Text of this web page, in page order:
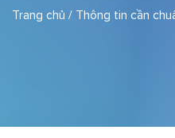
Trang chủ / Thông tin cần